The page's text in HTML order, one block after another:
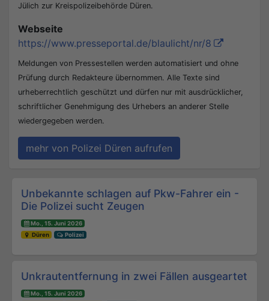
Jülich zur Kreispolizeibehörde Düren.
Webseite
https://www.presseportal.de/blaulicht/nr/8
Meldungen von Pressestellen werden automatisiert und ohne
Prüfung durch Redakteure übernommen. Alle Texte sind
urheberrechtlich geschützt und dürfen nur mit ausdrücklicher,
schriftlicher Genehmigung des Urhebers an anderer Stelle
wiedergegeben werden.
mehr von Polizei Düren aufrufen
Beitrags-Navigation
Unbekannte schlagen auf Pkw-Fahrer ein -
Die Polizei sucht Zeugen
Mo., 15. Juni 2026
Düren
Polizei
Unkrautentfernung in zwei Fällen ausgeartet
Mo., 15. Juni 2026